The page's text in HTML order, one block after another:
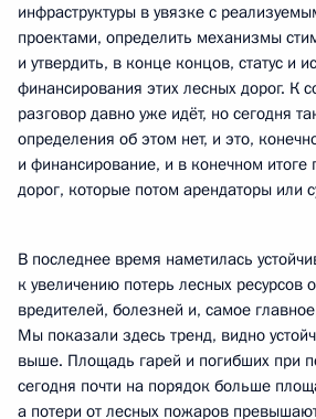
инфраструктуры в увязке с
проектами, определить механизмы
и утвердить, в конце концов, статус и
финансирования этих лесных дорог. К
разговор давно уже идёт, но сегодня
определения об этом нет, и это,
и финансирование, и в конечном итоге
дорог, которые потом арендаторы или
В последнее время наметилась
к увеличению потерь лесных ресурсов
вредителей, болезней и, самое
Мы показали здесь тренд, видно
выше. Площадь гарей и погибших при
сегодня почти на порядок больше
а потери от лесных пожаров